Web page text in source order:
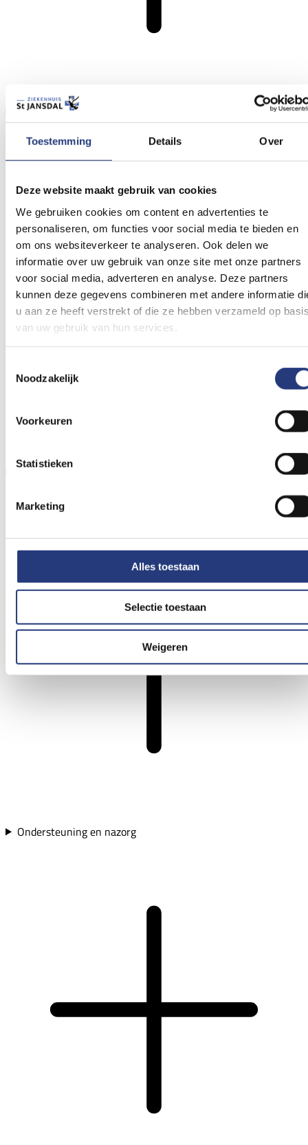
Toestemming Details Over
Deze website maakt gebruik van cookies
We gebruiken cookies om content en advertenties te
personaliseren, om functies voor social media te bieden en
om ons websiteverkeer te analyseren. Ook delen we
informatie over uw gebruik van onze site met onze partners
voor social media, adverteren en analyse. Deze partners
kunnen deze gegevens combineren met andere informatie
u aan ze heeft verstrekt of die ze hebben verzameld op
van uw gebruik van hun services.
Noodzakelijk
Voorkeuren
Statistieken
Marketing
Alles toestaan
Selectie toestaan
Weigeren
Snelle diagnostiek
Kanker in het gezin
Ondersteuning en nazorg